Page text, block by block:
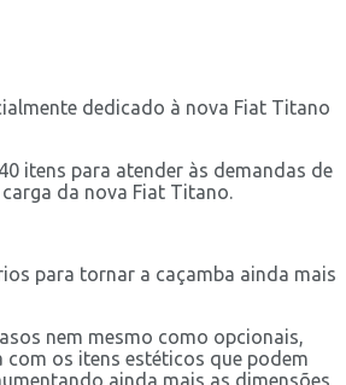
dedicado à nova Fiat Titano
itens para atender às demandas de
da nova Fiat Titano.
para tornar a caçamba ainda mais
nem mesmo como opcionais,
os itens estéticos que podem
ainda mais as dimensões